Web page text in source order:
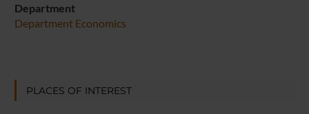
Department
Department Economics
PLACES OF INTEREST